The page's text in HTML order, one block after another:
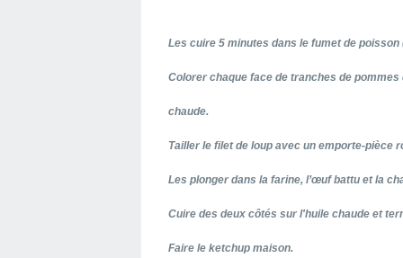
Les cuire 5 minutes dans le fumet de
Colorer chaque face de tranches de
chaude.
Tailler le filet de loup avec un emporte-pièce
Les plonger dans la farine, l’œuf battu et la
Cuire des deux côtés sur l'huile chaude et
Faire le ketchup maison.